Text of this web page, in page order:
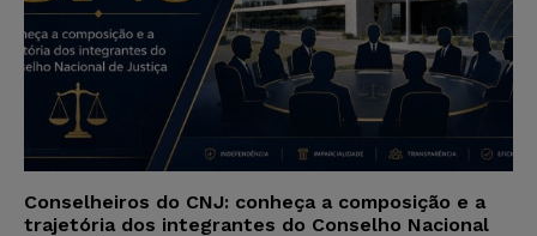
Conselheiros do CNJ: conheça a composição e a
trajetória dos integrantes do Conselho Nacional